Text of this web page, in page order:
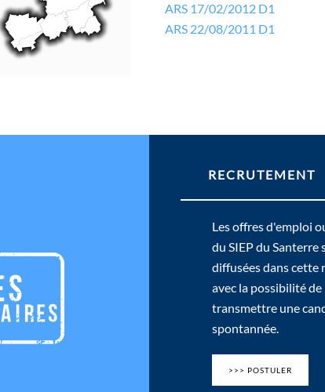
ARS 17/02/2012 D1
ARS 22/08/2011 D1
RECRUTEMENT
Les offres d'emploi
du SIEP du Santerre
diffusées dans cette
avec la possibilité de
transmettre une
spontannée.
>>> POSTULER